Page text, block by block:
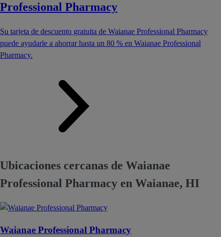
Professional Pharmacy
Su tarjeta de descuento gratuita de Waianae Professional Pharmacy
puede ayudarle a ahorrar hasta un 80 % en Waianae Professional
Pharmacy.
Ubicaciones cercanas de Waianae
Professional Pharmacy en Waianae, HI
Waianae Professional Pharmacy